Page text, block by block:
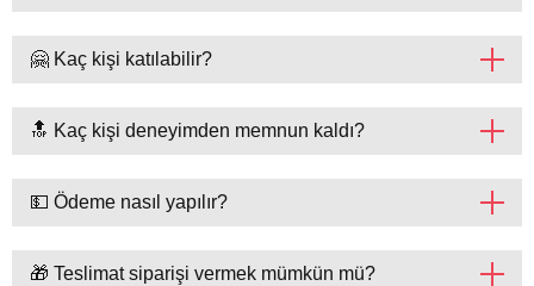
🤗 Kaç kişi katılabilir?
🔝 Kaç kişi deneyimden memnun kaldı?
💵 Ödeme nasıl yapılır?
🎁 Teslimat siparişi vermek mümkün mü?